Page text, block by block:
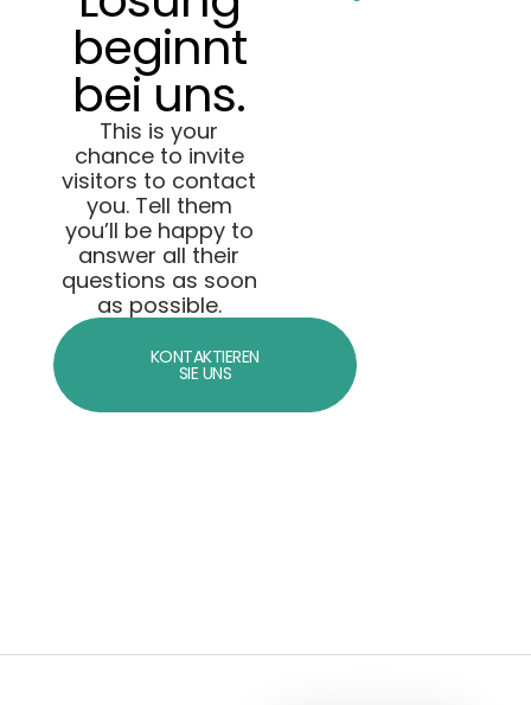
beginnt
bei uns.
This is your
chance to invite
visitors to contact
you. Tell them
you’ll be happy to
answer all their
questions as soon
as possible.
KONTAKTIEREN
SIE UNS